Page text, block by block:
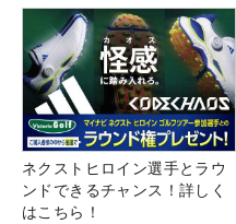
ネクストヒロイン選手とラウ
ンドできるチャンス！詳しく
はこちら！